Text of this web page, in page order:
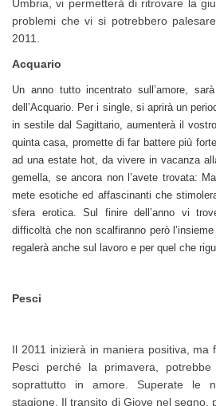
Umbria, vi permetterà di ritrovare la
problemi che vi si potrebbero
2011.
Acquario
Un anno tutto incentrato sull’amore,
dell’Acquario. Per i single, si aprirà un
in sestile dal Sagittario, aumenterà il
quinta casa, promette di far battere più
ad una estate hot, da vivere in vacanza
gemella, se ancora non l’avete trovata:
mete esotiche ed affascinanti che
sfera erotica. Sul finire dell’anno vi
difficoltà che non scalfiranno però
regalerà anche sul lavoro e per quel che
Pesci
Il 2011 inizierà in maniera positiva, ma
Pesci perché la primavera, potrebbe
soprattutto in amore. Superate le
stagione, Il transito di Giove nel segno,